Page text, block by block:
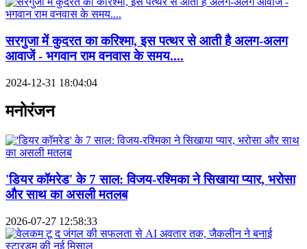
सरगुजा में कुदरत का करिश्मा, इस पत्थर से आती है अलग-अलग
आवाजें - भगवान राम वनवास के समय....
2024-12-31 18:04:04
मनोरंजन
'डियर कॉमरेड' के 7 साल: विजय-रश्मिका ने सिखाया प्यार, भरोसा
और साथ का असली मतलब
2026-07-27 12:58:33